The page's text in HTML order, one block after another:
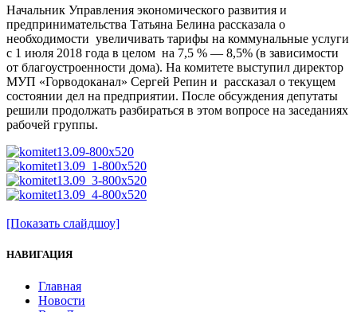
Начальник Управления экономического развития и
предпринимательства Татьяна Белина рассказала о
необходимости увеличивать тарифы на коммунальные услуги
с 1 июля 2018 года в целом на 7,5 % — 8,5% (в зависимости
от благоустроенности дома). На комитете выступил директор
МУП «Горводоканал» Сергей Репин и рассказал о текущем
состоянии дел на предприятии. После обсуждения депутаты
решили продолжать разбираться в этом вопросе на заседаниях
рабочей группы.
[Показать слайдшоу]
НАВИГАЦИЯ
Главная
Новости